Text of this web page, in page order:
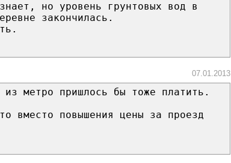
но уровень грунтовых вод в
закончилась.
07.01.2013
метро пришлось бы тоже платить.
вместо повышения цены за проезд